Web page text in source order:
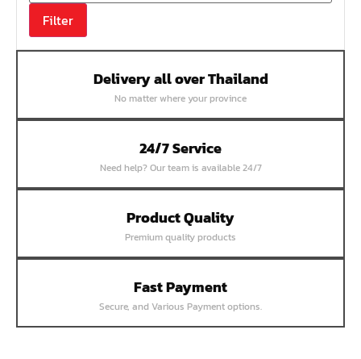
หน้าแปลนเชื่อมบอด SUS304 JEF PN40 RF
หน้าแปลนเชื่อมบอด SUS304 JEF PN16 RF
หน้าแปลนเชื่อมบอด SUS304 JEF 10K FF
หน้าแปลนเชื่อมบอด SUS304 JEF 5K FF
หน้าแปลนเชื่อมบอด SUS304 JEF 150P RF
หน้าแปลนสลิปออน SUS304 JEF 300P SORF
หน้าแปลนเชื่อม SUS304 JEF PN40 RF
หน้าแปลนเชื่อม SUS304 JEF PN25 RF
หน้าแปลนเชื่อม SUS304 JEF PN16 RF
หน้าแปลนเชื่อม SUS304 JEF 20K FF
Filter
Delivery all over Thailand
No matter where your province
24/7 Service
Need help? Our team is available 24/7
Product Quality
Premium quality products
Fast Payment
Secure, and Various Payment options.